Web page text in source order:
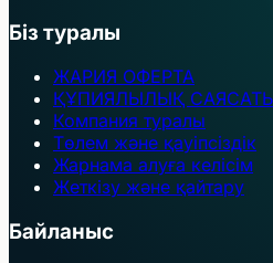
Біз туралы
ЖАРИЯ ОФЕРТА
ҚҰПИЯЛЫЛЫҚ
Компания туралы
Төлем және қауіпсіздік
Жарнама алуға келісім
Жеткізу және қайтару
Байланыс